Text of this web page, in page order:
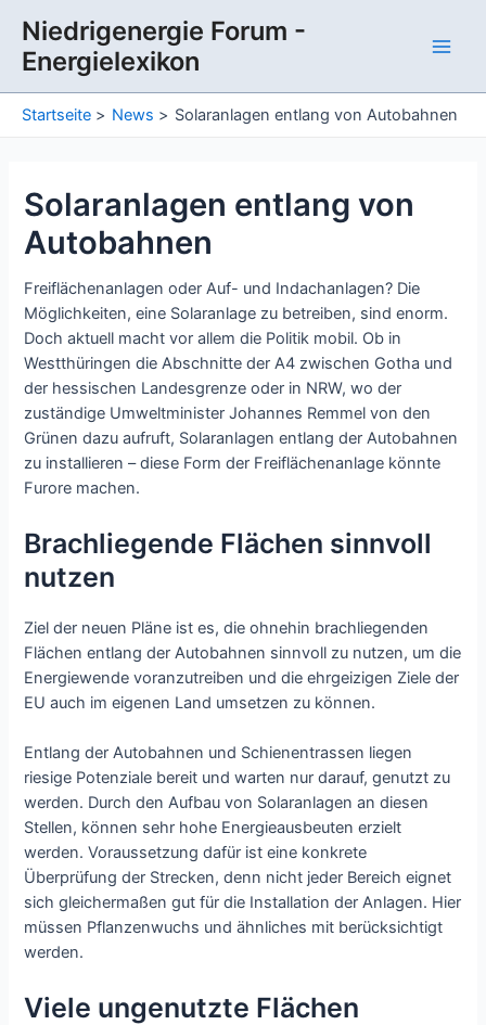
Inhalt
springen
Niedrigenergie Forum -
Energielexikon
Startseite News Solaranlagen entlang von Autobahnen
Solaranlagen entlang von
Autobahnen
Freiflächenanlagen oder Auf- und Indachanlagen? Die
Möglichkeiten, eine Solaranlage zu betreiben, sind enorm.
Doch aktuell macht vor allem die Politik mobil. Ob in
Westthüringen die Abschnitte der A4 zwischen Gotha und
der hessischen Landesgrenze oder in NRW, wo der
zuständige Umweltminister Johannes Remmel von den
Grünen dazu aufruft, Solaranlagen entlang der Autobahnen
zu installieren – diese Form der Freiflächenanlage könnte
Furore machen.
Brachliegende Flächen sinnvoll
nutzen
Ziel der neuen Pläne ist es, die ohnehin brachliegenden
Flächen entlang der Autobahnen sinnvoll zu nutzen, um die
Energiewende voranzutreiben und die ehrgeizigen Ziele der
EU auch im eigenen Land umsetzen zu können.
Entlang der Autobahnen und Schienentrassen liegen
riesige Potenziale bereit und warten nur darauf, genutzt zu
werden. Durch den Aufbau von Solaranlagen an diesen
Stellen, können sehr hohe Energieausbeuten erzielt
werden. Voraussetzung dafür ist eine konkrete
Überprüfung der Strecken, denn nicht jeder Bereich eignet
sich gleichermaßen gut für die Installation der Anlagen. Hier
müssen Pflanzenwuchs und ähnliches mit berücksichtigt
werden.
Viele ungenutzte Flächen